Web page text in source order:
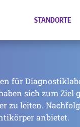
STANDORTE
für
sich zum
zu leiten.
anbietet.